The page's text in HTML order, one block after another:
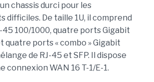
chassis durci pour les
difficiles. De taille 1U, il comprend
100/1000, quatre ports Gigabit
quatre ports « combo » Gigabit
de RJ-45 et SFP. Il dispose
connexion WAN 16 T-1/E-1.